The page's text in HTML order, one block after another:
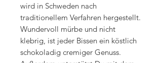
wird in Schweden nach
traditionellem Verfahren hergestellt.
Wundervoll mürbe und nicht
klebrig, ist jeder Bissen ein köstlich
schokoladig cremiger Genuss.